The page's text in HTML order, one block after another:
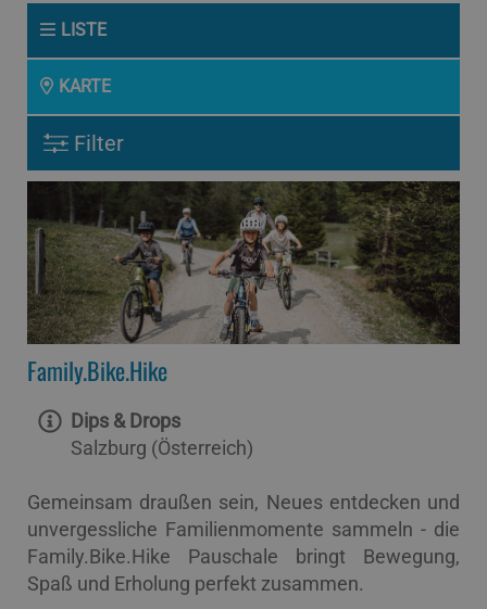
LISTE
KARTE
Filter
Family.Bike.Hike
Dips & Drops
Salzburg (Österreich)
Gemeinsam draußen sein, Neues entdecken und
unvergessliche Familienmomente sammeln - die
Family.Bike.Hike Pauschale bringt Bewegung,
Spaß und Erholung perfekt zusammen.